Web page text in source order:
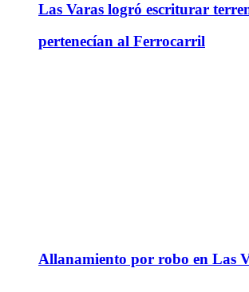
Las Varas logró escriturar
pertenecían al Ferrocarril
Allanamiento por robo en Las